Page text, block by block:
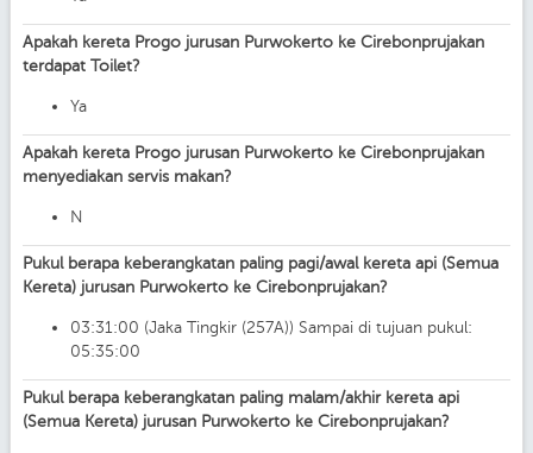
Apakah kereta Progo jurusan Purwokerto ke Cirebonprujakan
terdapat Toilet?
Ya
Apakah kereta Progo jurusan Purwokerto ke Cirebonprujakan
menyediakan servis makan?
N
Pukul berapa keberangkatan paling pagi/awal kereta api (Semua
Kereta) jurusan Purwokerto ke Cirebonprujakan?
03:31:00 (Jaka Tingkir (257A)) Sampai di tujuan pukul:
05:35:00
Pukul berapa keberangkatan paling malam/akhir kereta api
(Semua Kereta) jurusan Purwokerto ke Cirebonprujakan?